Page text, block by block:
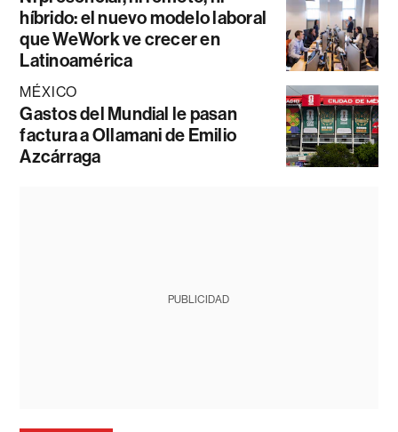
híbrido: el nuevo modelo laboral
que WeWork ve crecer en
Latinoamérica
MÉXICO
Gastos del Mundial le pasan
factura a Ollamani de Emilio
Azcárraga
PUBLICIDAD